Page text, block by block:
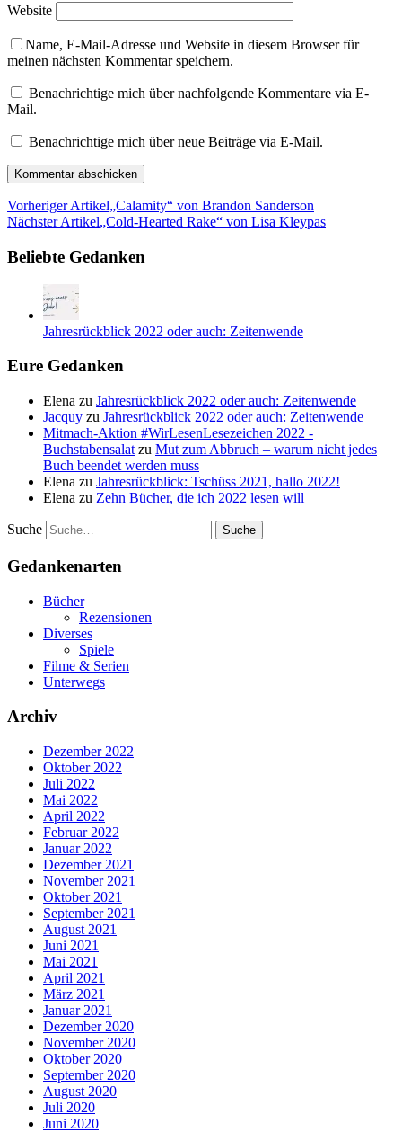
Website
Name, E-Mail-Adresse und Website in diesem Browser für
meinen nächsten Kommentar speichern.
Benachrichtige mich über nachfolgende Kommentare via E-
Mail.
Benachrichtige mich über neue Beiträge via E-Mail.
Vorheriger Artikel„Calamity“ von Brandon Sanderson
Nächster Artikel„Cold-Hearted Rake“ von Lisa Kleypas
Beliebte Gedanken
Jahresrückblick 2022 oder auch: Zeitenwende
Eure Gedanken
Elena zu Jahresrückblick 2022 oder auch: Zeitenwende
Jacquy zu Jahresrückblick 2022 oder auch: Zeitenwende
Mitmach-Aktion #WirLesenLesezeichen 2022 -
Buchstabensalat zu Mut zum Abbruch – warum nicht jedes
Buch beendet werden muss
Elena zu Jahresrückblick: Tschüss 2021, hallo 2022!
Elena zu Zehn Bücher, die ich 2022 lesen will
Suche
Gedankenarten
Bücher
Rezensionen
Diverses
Spiele
Filme & Serien
Unterwegs
Archiv
Dezember 2022
Oktober 2022
Juli 2022
Mai 2022
April 2022
Februar 2022
Januar 2022
Dezember 2021
November 2021
Oktober 2021
September 2021
August 2021
Juni 2021
Mai 2021
April 2021
März 2021
Januar 2021
Dezember 2020
November 2020
Oktober 2020
September 2020
August 2020
Juli 2020
Juni 2020